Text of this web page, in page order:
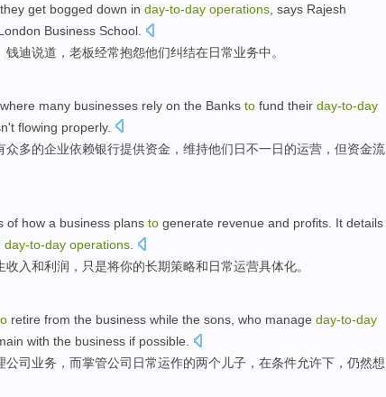
they get bogged down in day-to-day operations says Rajesh
Business School
钱迪说道 ， 老板经常抱怨他们纠结在日常业务中。
where many businesses rely on the Banks to fund their day-to-day
flowing properly.
众多的企业依赖银行提供资金，维持他们日不一日的运营 ，但资金流
of how a business plans to generate revenue and profits. It details
day-to-day operations.
收入和利润 ， 只是将你的长期策略和日常运营具体化。
retire from the business while the sons who manage day-to-day
with the business if possible
公司 业务， 而掌管公司日常运作的两个儿子 ，在条件允许下， 仍然想